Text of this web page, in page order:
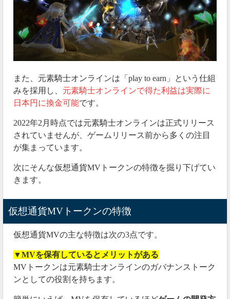
また、元素騎士オンラインは「play to earn」という仕組
みを採用し、 元素騎士オンラインで得た利益は実際に
日本円に換金可能です。
2022年2月時点では元素騎士オンラインは正式リリース
されていませんが、ゲームリリース前から多くの注目
が集まっています。
次にそんな仮想通貨MVトークンの特徴を掘り下げてい
きます。
仮想通貨MVトークンの特徴
仮想通貨MVの主な特徴は次の3点です。
▼MVを保有しているとメリットがある
MVトークンは元素騎士オンラインのガバナンストーク
ンとしての役割を持ちます。